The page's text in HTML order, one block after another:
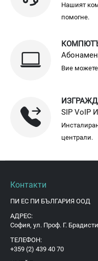
Нашият
помогне.
Вие можете
SIP VoIP
централи.
Контакти
ПИ ЕС ПИ БЪЛГАРИЯ ООД
АДРЕС:
София, ул. Проф. Г.
ТЕЛЕФОН:
+359 (2) 439 40 70